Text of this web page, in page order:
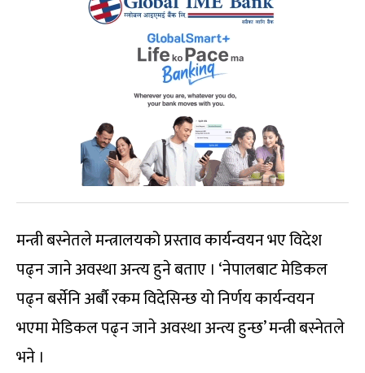
मन्त्री बस्नेतले मन्त्रालयको प्रस्ताव कार्यन्वयन भए विदेश
पढ्न जाने अवस्था अन्त्य हुने बताए । ‘नेपालबाट मेडिकल
पढ्न बर्सेनि अर्बौ रकम विदेसिन्छ यो निर्णय कार्यन्वयन
भएमा मेडिकल पढ्न जाने अवस्था अन्त्य हुन्छ’ मन्त्री बस्नेतले
भने ।